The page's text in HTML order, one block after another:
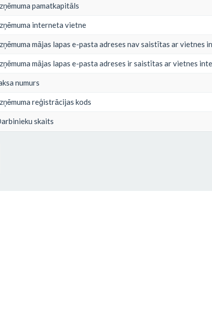
pamatkapitāls
interneta vietne
mājas lapas e-pasta adreses nav saistītas ar vietnes
mājas lapas e-pasta adreses ir saistītas ar vietnes
numurs
reģistrācijas kods
skaits